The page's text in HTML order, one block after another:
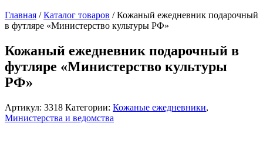
Главная /Каталог товаров /Кожаный ежедневник подарочный
в футляре «Министерство культуры РФ»
Кожаный ежедневник подарочный в
футляре «Министерство культуры
РФ»
Артикул: 3318 Категории: Кожаные ежедневники,
Министерства и ведомства